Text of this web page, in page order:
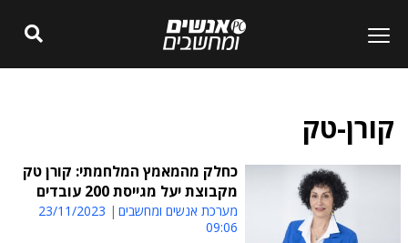
קורן-טק
כחלק מהמאמץ המלחמתי: קורן טק
מקבוצת יעל מגייסת 200 עובדים
מערכת אנשים ומחשבים
23/11/2023
09:06